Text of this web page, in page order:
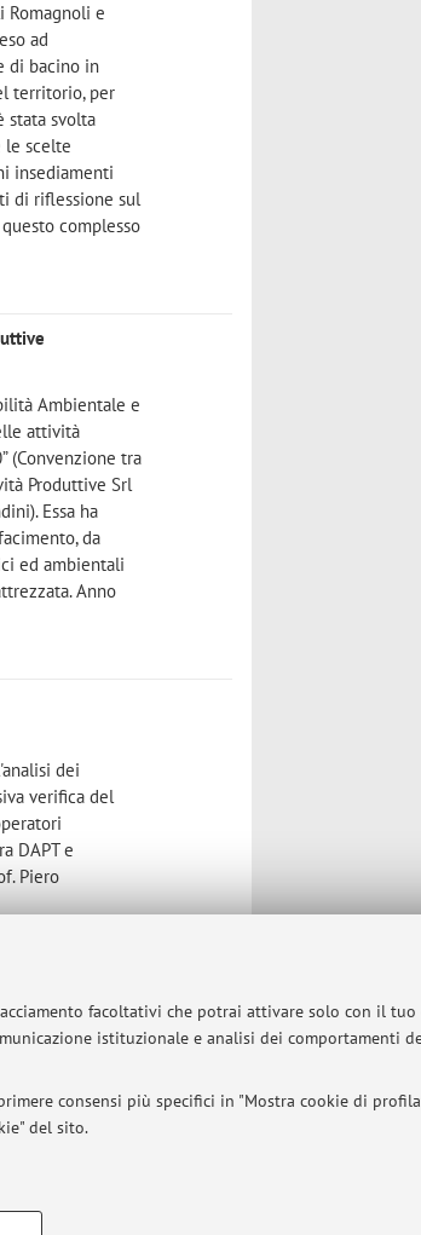
facoltativi che potrai attivare solo con il tuo
istituzionale e analisi dei comportamenti
consensi più specifici in "Mostra cookie di
del sito.
- NECESSARI
Romagnoli e
ad
di bacino in
territorio, per
stata svolta
le scelte
insediamenti
di riflessione sul
complesso
Ambientale e
attività
(Convenzione tra
Produttive Srl
Essa ha
da
ed ambientali
Anno
dei
verifica del
DAPT e
Piero
per la stesura
ricerca: